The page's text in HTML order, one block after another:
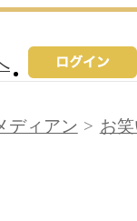
ディアン
お